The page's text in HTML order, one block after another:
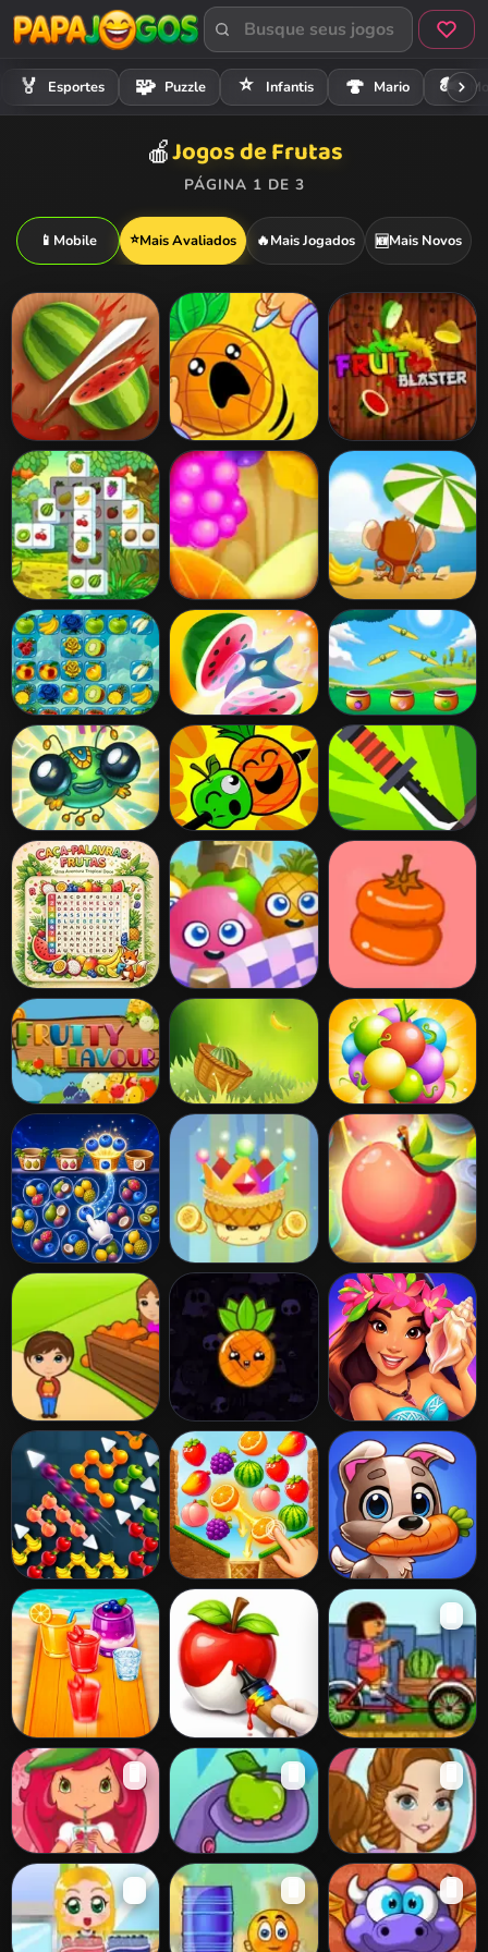
🏅 Esportes 🧩 Puzzle ⭐ Infantis 🍄 Mario 🏍️
🍎Jogos de Frutas
PÁGINA 1 DE 3
📱 Mobile ⭐Mais Avaliados 🔥Mais Jogados 🆕Mais Novos
Fruit Ninja Super Pineapple
Pen
Fruit Blaster
Fruit Mahjong Juicy Dash Monkey in
Trouble 2
Fruit Connect 2 Fruit Master Fruit Collector
Just Feed Me Pineapple Pen
Master
Knife Flip
Caça-Palavras:
Frutas
Fruit Flip Match Match The Fruit
Fruity Flavour Mortar
Watermelon
Fruit Crush
Frenzy
Pop Fruit Pineapple Pen 2 Fruit Crush saga
Orange Ranch Pen Pineapple
Freddys Night
Hawaii Match 6
Arrow Sorting Fruit Match Yummy Tales 4
Juice Merge Easy Apple
Coloring Book
Dora Dairy
Delivery
Let's Make
Lemonade!
Monster Eats
Food
Fruit Prom